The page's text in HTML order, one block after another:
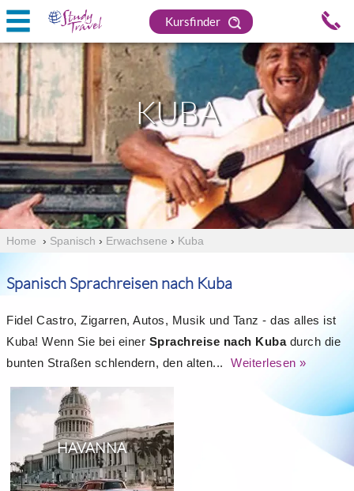
Kursfinder
KUBA
Home › Spanisch › Erwachsene › Kuba
Spanisch Sprachreisen nach Kuba
Fidel Castro, Zigarren, Autos, Musik und Tanz - das alles ist
Kuba! Wenn Sie bei einer Sprachreise nach Kubadurch die
bunten Straßen schlendern, den alten...
Weiterlesen »
HAVANNA